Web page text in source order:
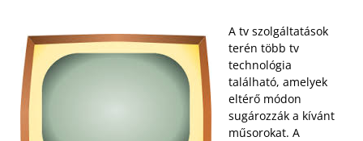
A tv szolgáltatások
terén több tv
technológia
található, amelyek
eltérő módon
sugározzák a kívánt
műsorokat. A